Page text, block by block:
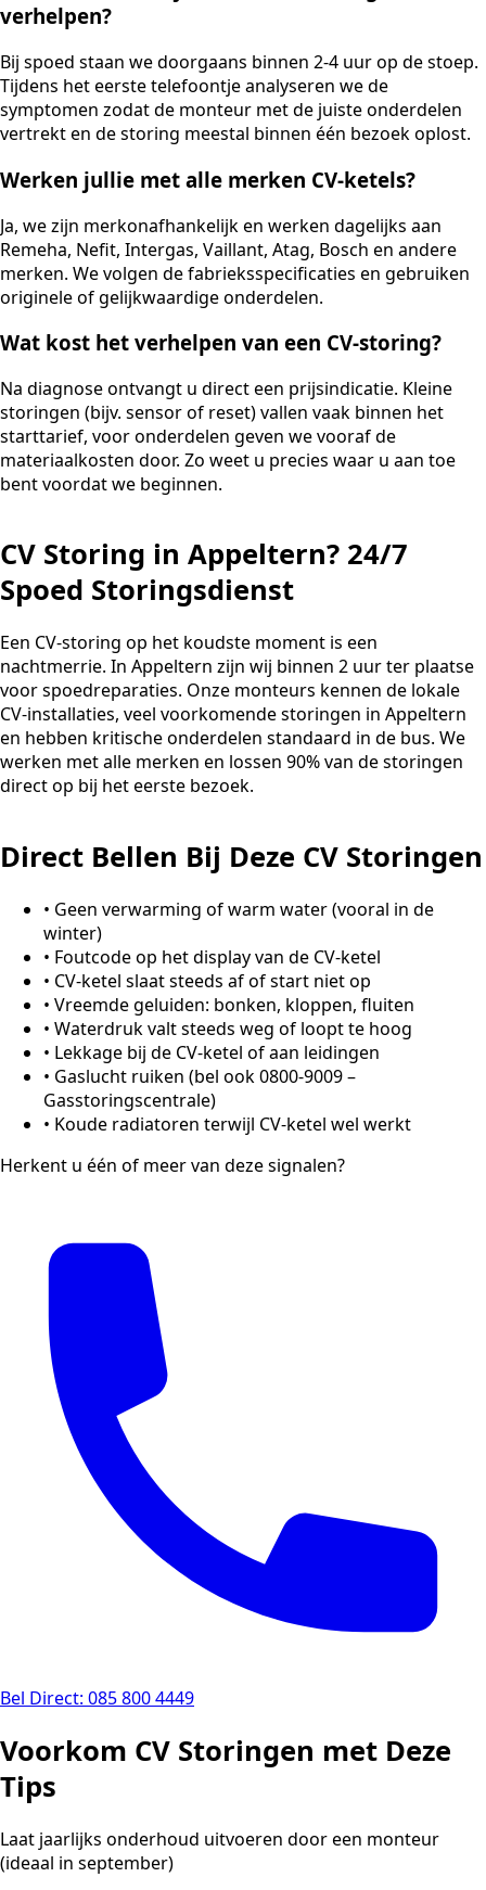
verhelpen?
Bij spoed staan we doorgaans binnen 2-4 uur op de stoep.
Tijdens het eerste telefoontje analyseren we de
symptomen zodat de monteur met de juiste onderdelen
vertrekt en de storing meestal binnen één bezoek oplost.
Werken jullie met alle merken CV-ketels?
Ja, we zijn merkonafhankelijk en werken dagelijks aan
Remeha, Nefit, Intergas, Vaillant, Atag, Bosch en andere
merken. We volgen de fabrieksspecificaties en gebruiken
originele of gelijkwaardige onderdelen.
Wat kost het verhelpen van een CV-storing?
Na diagnose ontvangt u direct een prijsindicatie. Kleine
storingen (bijv. sensor of reset) vallen vaak binnen het
starttarief, voor onderdelen geven we vooraf de
materiaalkosten door. Zo weet u precies waar u aan toe
bent voordat we beginnen.
CV Storing in Appeltern? 24/7
Spoed Storingsdienst
Een CV-storing op het koudste moment is een
nachtmerrie. In Appeltern zijn wij binnen 2 uur ter plaatse
voor spoedreparaties. Onze monteurs kennen de lokale
CV-installaties, veel voorkomende storingen in Appeltern
en hebben kritische onderdelen standaard in de bus. We
werken met alle merken en lossen 90% van de storingen
direct op bij het eerste bezoek.
Direct Bellen Bij Deze CV Storingen
• Geen verwarming of warm water (vooral in de
winter)
• Foutcode op het display van de CV-ketel
• CV-ketel slaat steeds af of start niet op
• Vreemde geluiden: bonken, kloppen, fluiten
• Waterdruk valt steeds weg of loopt te hoog
• Lekkage bij de CV-ketel of aan leidingen
• Gaslucht ruiken (bel ook 0800-9009 –
Gasstoringscentrale)
• Koude radiatoren terwijl CV-ketel wel werkt
Herkent u één of meer van deze signalen?
Bel Direct: 085 800 4449
Voorkom CV Storingen met Deze
Tips
Laat jaarlijks onderhoud uitvoeren door een monteur
(ideaal in september)